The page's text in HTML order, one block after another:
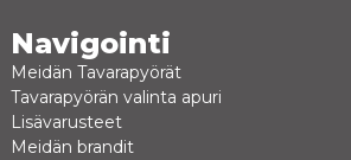
Navigointi
Meidän Tavarapyörät
Tavarapyörän valinta apuri
Lisävarusteet
Meidän brandit